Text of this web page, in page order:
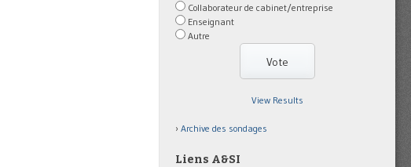
Collaborateur de cabinet/entreprise
Enseignant
Autre
View Results
Archive des sondages
Liens A&SI